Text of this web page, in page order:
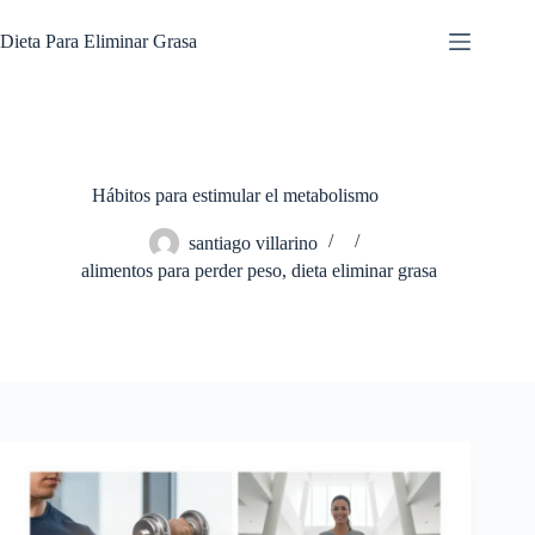
al
contenido
Dieta Para Eliminar Grasa
Hábitos para estimular el metabolismo
santiago villarino
alimentos para perder peso,dieta eliminar grasa